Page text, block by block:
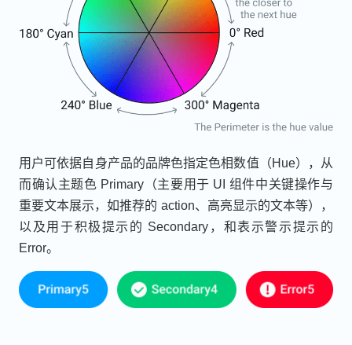
用户可依据自身产品的品牌色指定色相数值（Hue），从
而确认主题色 Primary（主要用于 UI 组件中关键操作与
重要文本展示，如推荐的 action、高亮显示的文本等），
以及用于积极提示的 Secondary，和表示警示提示的
Error。